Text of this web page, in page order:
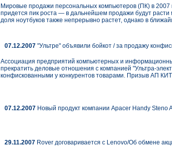
Мировые продажи персональных компьютеров (ПК) в 2007
придется пик роста — в дальнейшем продажи будут
доля ноутбуков также непрерывно растет, однако в
07.12.2007 "Ультре" объявили бойкот / за продажу
Ассоциация предприятий компьютерных и
прекратить деловые отношения с компанией "Ультра-
конфискованными у конкурентов товарами. Призыв АП
07.12.2007 Новый продукт компании Apacer Handy Steno
29.11.2007 Rover договаривается с Lenovo/Об обмене